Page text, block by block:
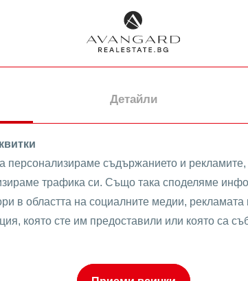
Детайли
персонализираме съдържанието и
трафика си. Също така споделяме
в областта на социалните медии, рекламата
която сте им предоставили или която са